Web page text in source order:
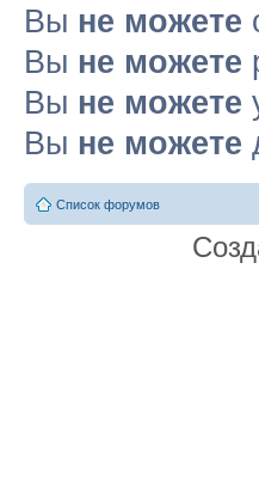
Вы не можете
Вы не можете
Вы не можете
Вы не можете
Список форумов